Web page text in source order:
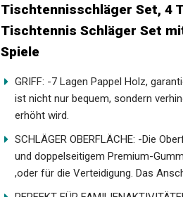
Tischtennisschläger Set, 4
Tischtennis Schläger Set
Spiele
GRIFF: -7 Lagen Pappel Holz,
GRIFF ist nicht nur bequem,
Reibung erhöht wird.
SCHLÄGER OBERFLÄCHE: -Die
und doppelseitigem Premium-
,oder für die Verteidigung. Das
hervorragend.